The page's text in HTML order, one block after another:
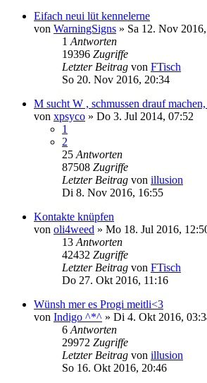
Eifach neui lüt kennelerne
von WarningSigns » Sa 12. Nov
1 Antworten
19396 Zugriffe
Letzter Beitrag von FTisch
So 20. Nov 2016, 20:34
M sucht W , schmussen drauf
von xpsyco » Do 3. Jul 2014, 07:52
1
2
25 Antworten
87508 Zugriffe
Letzter Beitrag von illusion
Di 8. Nov 2016, 16:55
Kontakte knüpfen
von oli4weed » Mo 18. Jul 2016,
13 Antworten
42432 Zugriffe
Letzter Beitrag von FTisch
Do 27. Okt 2016, 11:16
Wünsh mer es Progi meitli<3
von Indigo ^*^ » Di 4. Okt 2016,
6 Antworten
29972 Zugriffe
Letzter Beitrag von illusion
So 16. Okt 2016, 20:46